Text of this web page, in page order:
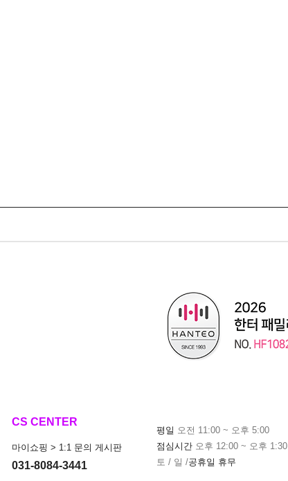
평일 오전 11:00 ~ 오후 5:00
점심시간 오후 12:00 ~ 오후 1:30
토 / 일 /공휴일 휴무
CS CENTER
마이쇼핑 > 1:1 문의 게시판
031-8084-3441